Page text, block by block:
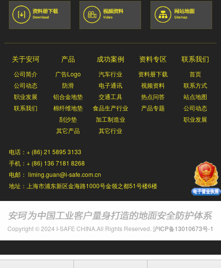
关于安珂
公司简介
公司动态
职业发展
联系我们
产品
广告Logo
防滑
铝合金地垫
棉纤维地垫
刮沙垫
其它产品
成功案例
汽车行业
电子通讯
交通工具
食品生产行业
加工制造业
其它行业
资料专区
资料册下载
视频资料
热点问答
产品专题
联系我们
首页
联系方式
站点地图
公司动态
职业发展
电话：+ (86) 21 5895 3133
手机：+ (86) 136 7181 8268
电邮： liming.guan@i-safe.com.cn
地址：上海市浦东新区金海路1000号金领之都51号楼6楼
Copyright © 2024 I-SAFE CHINA.All Rights Reserved. 沪ICP备13010673号-1